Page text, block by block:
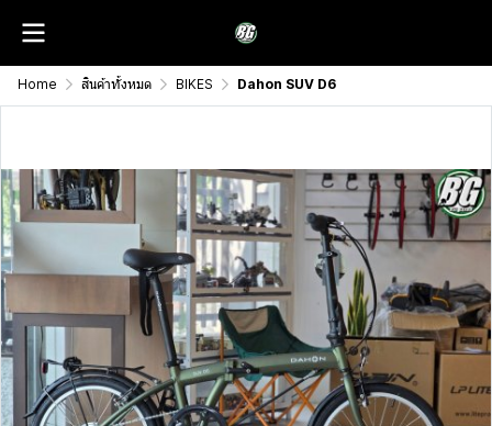
Home สินค้าทั้งหมด BIKES Dahon SUV D6